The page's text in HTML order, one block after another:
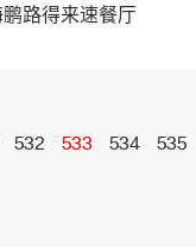
路得来速餐厅
532 533 534 535